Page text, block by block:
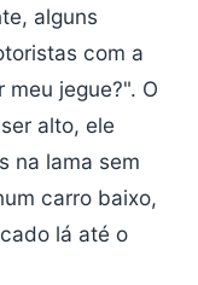
alguns
com a
jegue?". O
alto, ele
na lama sem
carro baixo,
lá até o